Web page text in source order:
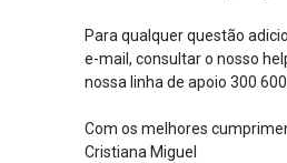
Para qualquer questão
e-mail, consultar o nosso
nossa linha de apoio 300
Com os melhores
Cristiana Miguel